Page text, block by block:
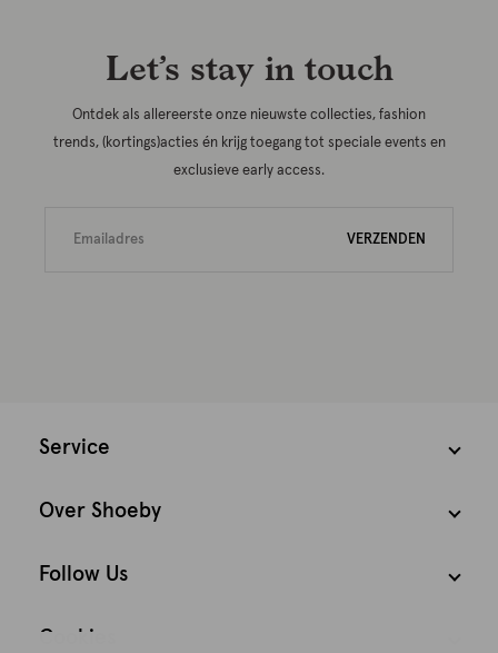
Let’s stay in touch
Ontdek als allereerste onze nieuwste collecties, fashion
trends, (kortings)acties én krijg toegang tot speciale events en
exclusieve early access.
VERZENDEN
Service
Over Shoeby
Follow Us
Cookies